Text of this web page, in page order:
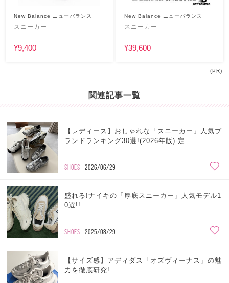
New Balance ニューバランス
スニーカー
¥9,400
New Balance ニューバランス
スニーカー
¥39,600
(PR)
関連記事一覧
【レディース】おしゃれな「スニーカー」人気ブ
ランドランキング30選!(2026年版)-定...
SHOES 2026/06/29
盛れる!ナイキの「厚底スニーカー」人気モデル1
0選!!
SHOES 2025/08/29
【サイズ感】アディダス「オズヴィーナス」の魅
力を徹底研究!